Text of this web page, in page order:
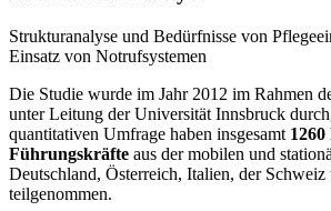
Strukturanalyse und Bedürfnisse von
Einsatz von Notrufsystemen
Die Studie wurde im Jahr 2012 im Rahmen
unter Leitung der Universität Innsbruck
quantitativen Umfrage haben insgesamt
Führungskräfte aus der mobilen und
Deutschland, Österreich, Italien, der
teilgenommen.